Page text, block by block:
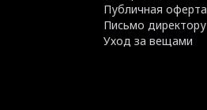
Публичная оферта
Письмо директору
Уход за вещами